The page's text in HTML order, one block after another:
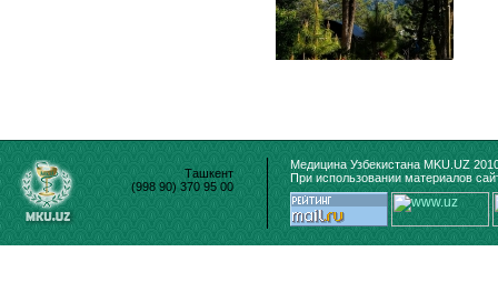
Ташкент
(998 90) 370 95 00
Медицина Узбекистана MKU.UZ
При использовании материалов